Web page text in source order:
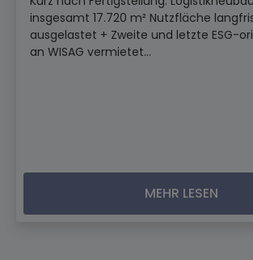
insgesamt 17.720 m² Nutzfläche
ausgelastet + Zweite und letzte ESG-
an WISAG vermietet...
MEHR LESEN